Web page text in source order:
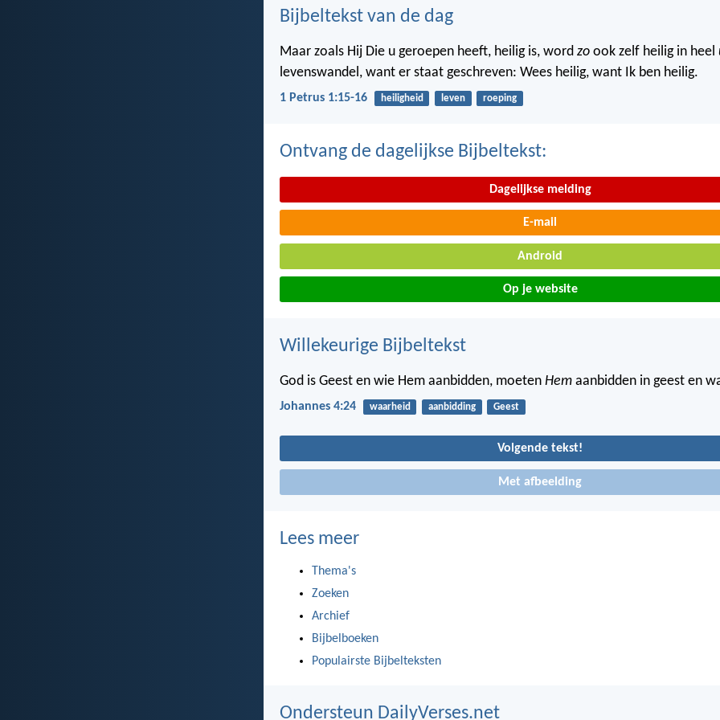
Bijbeltekst van de dag
Maar zoals Hij Die u geroepen heeft, heilig is, word zo ook zelf heilig in heel
levenswandel, want er staat geschreven: Wees heilig, want Ik ben heilig.
1 Petrus 1:15-16 heiligheid leven roeping
Ontvang de dagelijkse Bijbeltekst:
Dagelijkse melding
E-mail
Android
Op je website
Willekeurige Bijbeltekst
God is Geest en wie Hem aanbidden, moeten Hem aanbidden in geest en
Johannes 4:24 waarheid aanbidding Geest
Volgende tekst!
Met afbeelding
Lees meer
Thema's
Zoeken
Archief
Bijbelboeken
Populairste Bijbelteksten
Ondersteun DailyVerses.net